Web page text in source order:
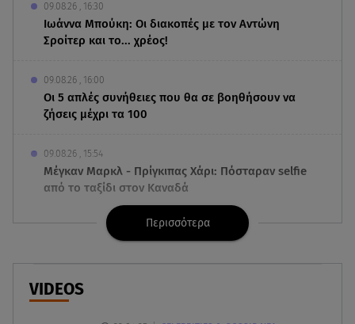
09.08.26 , 16:30
Ιωάννα Μπούκη: Οι διακοπές με τον Αντώνη
Σροίτερ και το... χρέος!
09.08.26 , 16:00
Οι 5 απλές συνήθειες που θα σε βοηθήσουν να
ζήσεις μέχρι τα 100
09.08.26 , 15:54
Μέγκαν Μαρκλ - Πρίγκιπας Χάρι: Πόσταραν selfie
από το ταξίδι στον Καναδά
09.08.26 , 15:40
Ιράν: Στη δημοσιότητα νέο βίντεο με τον
Μοτζταμπά Χαμενεΐ
09.08.26 , 15:16
Χωρισμός στη σόουμπιζ μετά από 8 χρόνια
Περισσότερα
VIDEOS